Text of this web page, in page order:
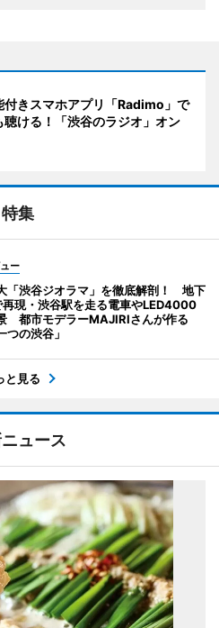
付きスマホアプリ「Radimo」で
聴ける！「渋谷のラジオ」オン
特集
ー
「渋谷ジオラマ」を徹底解剖！ 地下
再現・渋谷駅を走る電車やLED4000
都市モデラーMAJIRIさんが作る
つの渋谷」
と見る
ュース